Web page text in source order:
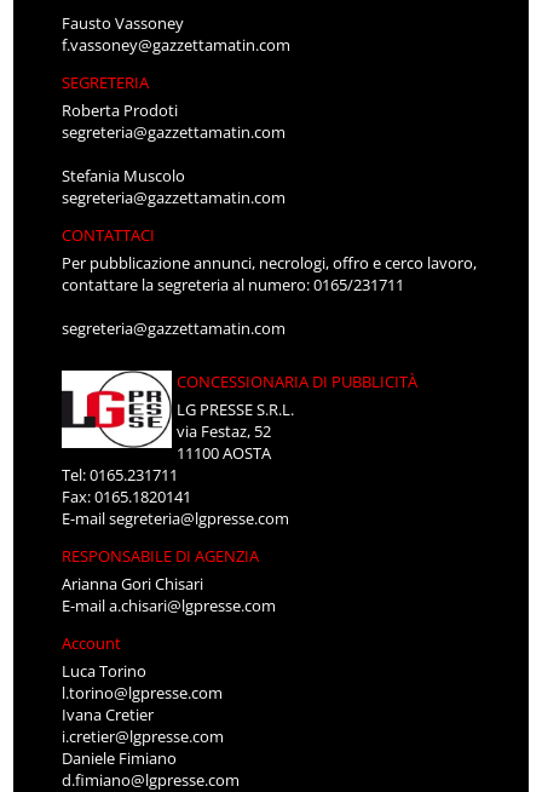
Fausto Vassoney
f.vassoney@gazzettamatin.com
SEGRETERIA
Roberta Prodoti
segreteria@gazzettamatin.com
Stefania Muscolo
segreteria@gazzettamatin.com
CONTATTACI
Per pubblicazione annunci, necrologi, offro e cerco lavoro,
contattare la segreteria al numero: 0165/231711
segreteria@gazzettamatin.com
CONCESSIONARIA DI PUBBLICITÀ
LG PRESSE S.R.L.
via Festaz, 52
11100 AOSTA
Tel: 0165.231711
Fax: 0165.1820141
E-mailsegreteria@lgpresse.com
RESPONSABILE DI AGENZIA
Arianna Gori Chisari
E-maila.chisari@lgpresse.com
Account
Luca Torino
l.torino@lgpresse.com
Ivana Cretier
i.cretier@lgpresse.com
Daniele Fimiano
d.fimiano@lgpresse.com